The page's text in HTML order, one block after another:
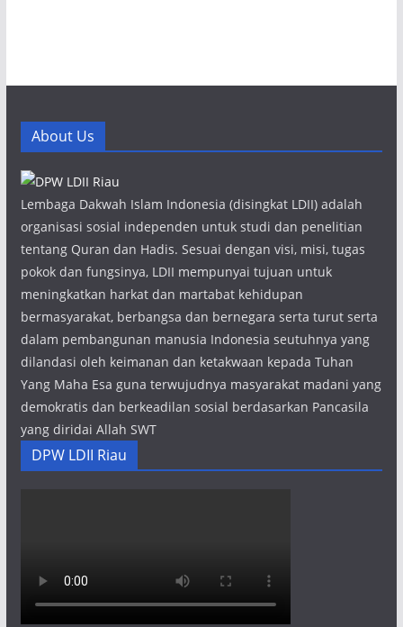
About Us
Lembaga Dakwah Islam Indonesia (disingkat LDII) adalah
organisasi sosial independen untuk studi dan penelitian
tentang Quran dan Hadis. Sesuai dengan visi, misi, tugas
pokok dan fungsinya, LDII mempunyai tujuan untuk
meningkatkan harkat dan martabat kehidupan
bermasyarakat, berbangsa dan bernegara serta turut serta
dalam pembangunan manusia Indonesia seutuhnya yang
dilandasi oleh keimanan dan ketakwaan kepada Tuhan
Yang Maha Esa guna terwujudnya masyarakat madani yang
demokratis dan berkeadilan sosial berdasarkan Pancasila
yang diridai Allah SWT
DPW LDII Riau